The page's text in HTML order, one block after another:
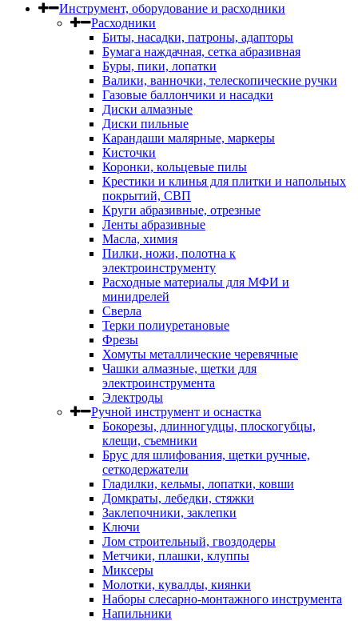
Инструмент, оборудование и расходники
Расходники
Биты, насадки, патроны, адапторы
Бумага наждачная, сетка абразивная
Буры, пики, лопатки
Валики, ванночки, телескопические ручки
Газовые баллончики и насадки
Диски алмазные
Диски пильные
Карандаши малярные, маркеры
Кисточки
Коронки, кольцевые пилы
Крестики и клинья для плитки и напольных
покрытий, СВП
Круги абразивные, отрезные
Ленты абразивные
Масла, химия
Пилки, ножи, полотна к
электроинструменту
Расходные материалы для МФИ и
минидрелей
Сверла
Терки полиуретановые
Фрезы
Хомуты металлические черевячные
Чашки алмазные, щетки для
электроинструмента
Электроды
Ручной инструмент и оснастка
Бокорезы, длинногудцы, плоскогубцы,
клещи, съемники
Брус для шлифования, щетки ручные,
сеткодержатели
Гладилки, кельмы, лопатки, ковши
Домкраты, лебедки, стяжки
Заклепочники, заклепки
Ключи
Лом строительный, гвоздодеры
Метчики, плашки, клуппы
Миксеры
Молотки, кувалды, киянки
Наборы слесарно-монтажного инструмента
Напильники